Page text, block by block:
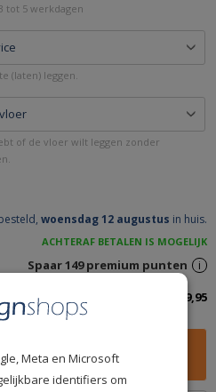
tot 5 werkdagen
(laten) leggen.
of de vloer wilt leggen zonder
woensdag 12 augustus in huis.
ACHTERAF BETALEN IS MOGELIJK
Spaar149premium punten i
Totaalbedrag inclusief btw: 149,95
Meta en Microsoft
identifiers om